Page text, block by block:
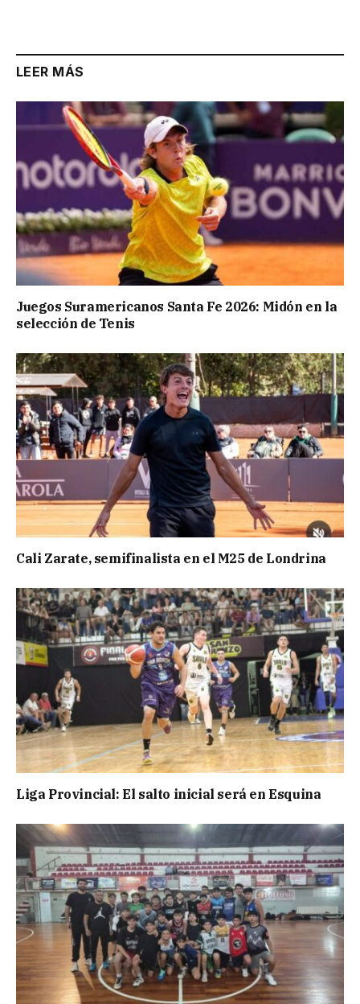
LEER MÁS
Juegos Suramericanos Santa Fe 2026: Midón en la
selección de Tenis
Cali Zarate, semifinalista en el M25 de Londrina
Liga Provincial: El salto inicial será en Esquina